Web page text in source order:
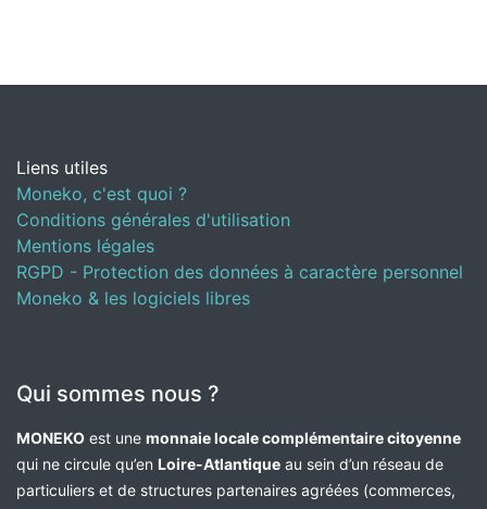
Liens utiles
Moneko, c'est quoi ?
Conditions générales d'utilisation
Mentions légales
RGPD - Protection des données à caractère personnel
Moneko & les logiciels libres
Qui sommes nous ?
MONEKO est une monnaie locale complémentaire citoyenne
qui ne circule qu’en Loire-Atlantique au sein d’un réseau de
particuliers et de structures partenaires agréées (commerces,